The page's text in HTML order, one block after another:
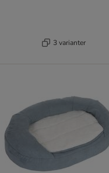
3 varianter